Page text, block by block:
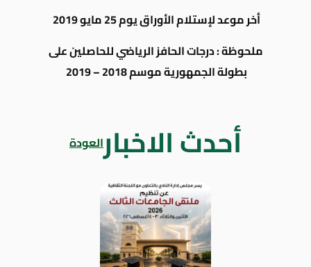
أخر موعد لإستلام الأوراق يوم 25 مايو 2019
ملحوظة : درجات الحافز الرياضي للحاصلين على
بطولة الجمهورية موسم 2018 – 2019
أحدث الاخبارالعودة